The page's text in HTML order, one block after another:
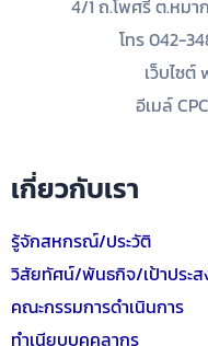
4/1 ถ.โพศรี ต.หมา
โทร 042-
เว็บไซต์
อีเมล์
เกี่ยวกับเรา
รู้จักสหกรณ์/ประวัติ
วิสัยทัศน์/พันธกิจ/เป้าประ
คณะกรรมการดำเนินการ
ทำเนียบบุคคลากร